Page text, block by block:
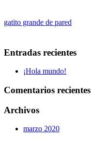
gatito grande de pared
Entradas recientes
¡Hola mundo!
Comentarios recientes
Archivos
marzo 2020